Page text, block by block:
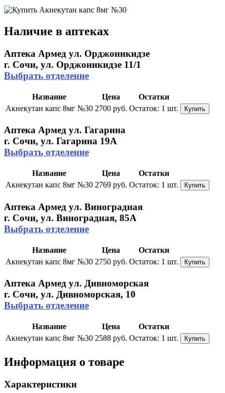
Наличие в аптеках
Аптека Армед ул. Орджоникидзе
г. Сочи, ул. Орджоникидзе 11/1
Выбрать отделение
Название Цена
Остатки
Акнекутан капс 8мг №30 2700 руб. Остаток: 1 шт. Купить
Аптека Армед ул. Гагарина
г. Сочи, ул. Гагарина 19А
Выбрать отделение
Название Цена
Остатки
Акнекутан капс 8мг №30 2769 руб. Остаток: 1 шт. Купить
Аптека Армед ул. Виноградная
г. Сочи, ул. Виноградная, 85А
Выбрать отделение
Название Цена
Остатки
Акнекутан капс 8мг №30 2750 руб. Остаток: 1 шт. Купить
Аптека Армед ул. Дивноморская
г. Сочи, ул. Дивноморская, 10
Выбрать отделение
Название Цена
Остатки
Акнекутан капс 8мг №30 2588 руб. Остаток: 1 шт. Купить
Информация о товаре
Характеристики